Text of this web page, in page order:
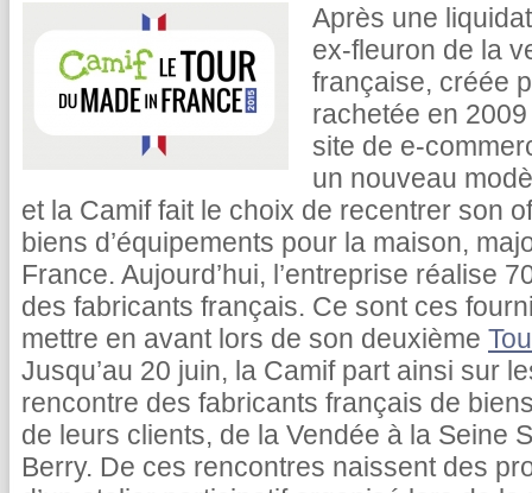
Après une
ex-fleuron de la
française, créée
rachetée en
site de e-
un nouveau
et la Camif fait le choix de recentrer son
biens d’équipements pour la maison,
France. Aujourd’hui, l’entreprise réalise
des fabricants français. Ce sont ces
mettre en avant lors de son deuxième
Jusqu’au 20 juin, la Camif part ainsi sur
rencontre des fabricants français de
de leurs clients, de la Vendée à la Seine
Berry. De ces rencontres naissent des